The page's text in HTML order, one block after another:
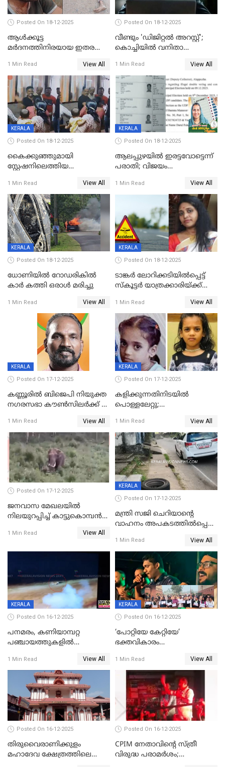
Posted On 18-12-2025
ആൾക്കൂട്ട
മർദനത്തിനിരയായ ഇതര
നടുക്കുന്ന സംഭവം
വാളയാറിൽ
1 Min Read View All
Posted On 18-12-2025
വീണ്ടും 'ഡിജിറ്റല്‍ അറസ്റ്റ്';
കൊച്ചിയില്‍ വനിതാ
കോടി രൂപ
1 Min Read View All
KERALA
Posted On 18-12-2025
കൈക്കുഞ്ഞുമായി
സ്റ്റേഷനിലെത്തിയ
കരണത്തടിച്ചു; CC ടിവി
ദൃശ്യങ്ങൾ പുറത്ത്
1 Min Read View All
KERALA
Posted On 18-12-2025
ആലപ്പുഴയിൽ ഇരട്ടവോട്ടെന്ന്
പരാതി; വിജയം
വാർഡിലെ എൽഡിഎഫ്
സ്ഥാനാർത്ഥി
1 Min Read View All
KERALA
Posted On 18-12-2025
ധോണിയിൽ റോഡരികിൽ
കാർ കത്തി ഒരാൾ മരിച്ചു
1 Min Read View All
KERALA
Posted On 18-12-2025
ടാങ്കർ ലോറിക്കടിയിൽപ്പെട്ട്
സ്കൂട്ടർ യാത്രക്കാരിയ്ക്ക്
കണ്ടോത്ത് ദേശീയ പാതയിൽ
1 Min Read View All
KERALA
Posted On 17-12-2025
കണ്ണൂരിൽ ബിജെപി നിയുക്ത
നഗരസഭാ കൗൺസിലർക്ക് 36
1 Min Read View All
KERALA
Posted On 17-12-2025
കളിക്കുന്നതിനിടയിൽ
പൊള്ളലേറ്റു;
ക്ലാസ് വിദ്യാർത്ഥിനി മരിച്ചു
1 Min Read View All
Posted On 17-12-2025
ജനവാസ മേഖലയില്‍
നിലയുറപ്പിച്ച് കാട്ടുകൊമ്പന്‍
1 Min Read View All
KERALA
Posted On 17-12-2025
മന്ത്രി സജി ചെറിയാന്റെ
വാഹനം അപകടത്തിൽപ്പെട്ടു;
രക്ഷപ്പെട്ടത് തലനാരിടയ്ക്ക്
1 Min Read View All
KERALA
Posted On 16-12-2025
പനമരം, കണിയാമ്പറ്റ
പഞ്ചായത്തുകളിൽ
സ്ഥാപനങ്ങൾക്ക് അവധി
1 Min Read View All
KERALA
Posted On 16-12-2025
‘പോറ്റിയേ കേറ്റിയേ’
ഭക്തവികാരം
ഡിജിപിക്ക് പരാതി; ശക്തമായ
നടപടി വേണമെന്നു
സിപിഐഎമ്മും
1 Min Read View All
Posted On 16-12-2025
തിരുവൈരാണിക്കുളം
മഹാദേവ ക്ഷേത്രത്തിലെ
Posted On 16-12-2025
CPIM നേതാവിൻ്റെ സ്ത്രീ
വിരുദ്ധ പരാമർശം;